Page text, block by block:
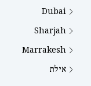
Dubai
Sharjah
Marrakesh
אילת